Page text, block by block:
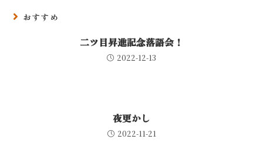
おすすめ
二ツ目昇進記念落語会！
2022-12-13
夜更かし
2022-11-21